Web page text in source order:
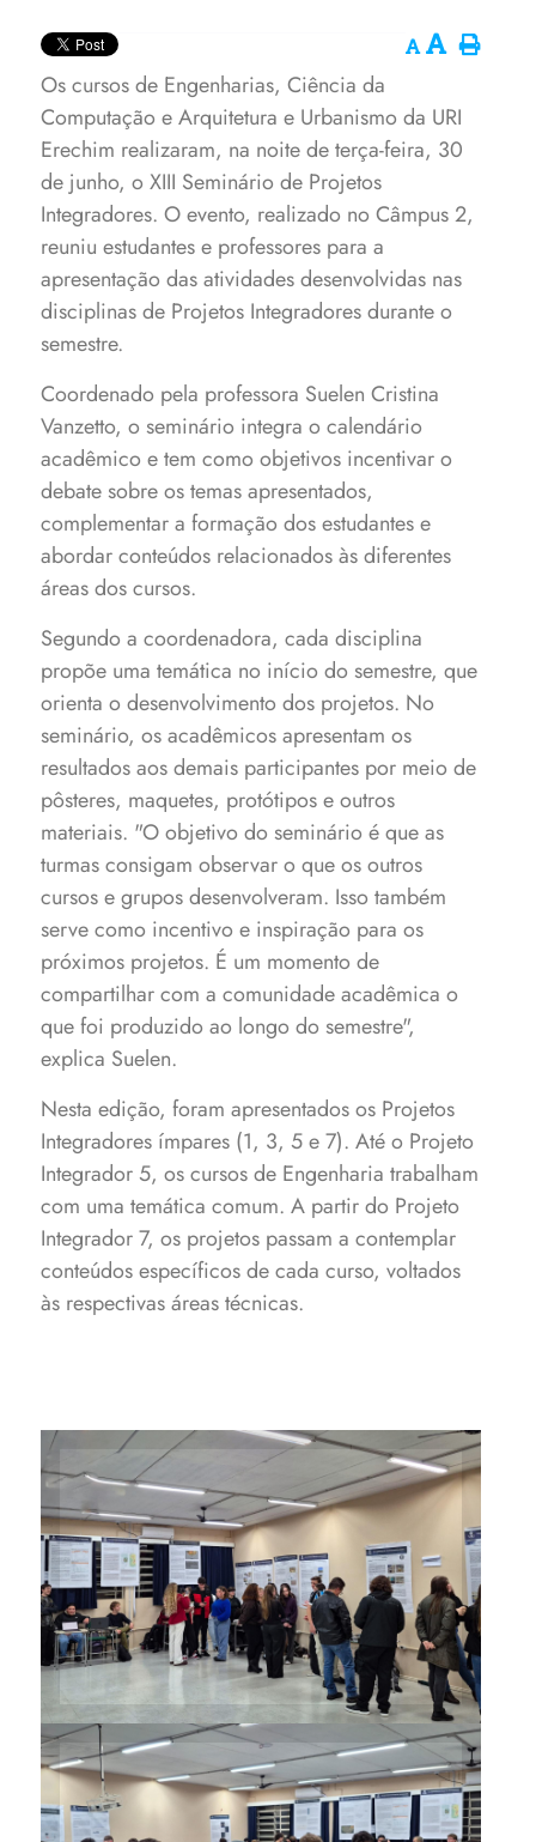
Os cursos de Engenharias, Ciência da
Computação e Arquitetura e Urbanismo da URI
Erechim realizaram, na noite de terça-feira, 30
de junho, o XIII Seminário de Projetos
Integradores. O evento, realizado no Câmpus 2,
reuniu estudantes e professores para a
apresentação das atividades desenvolvidas nas
disciplinas de Projetos Integradores durante o
semestre.
Coordenado pela professora Suelen Cristina
Vanzetto, o seminário integra o calendário
acadêmico e tem como objetivos incentivar o
debate sobre os temas apresentados,
complementar a formação dos estudantes e
abordar conteúdos relacionados às diferentes
áreas dos cursos.
Segundo a coordenadora, cada disciplina
propõe uma temática no início do semestre, que
orienta o desenvolvimento dos projetos. No
seminário, os acadêmicos apresentam os
resultados aos demais participantes por meio de
pôsteres, maquetes, protótipos e outros
materiais. "O objetivo do seminário é que as
turmas consigam observar o que os outros
cursos e grupos desenvolveram. Isso também
serve como incentivo e inspiração para os
próximos projetos. É um momento de
compartilhar com a comunidade acadêmica o
que foi produzido ao longo do semestre",
explica Suelen.
Nesta edição, foram apresentados os Projetos
Integradores ímpares (1, 3, 5 e 7). Até o Projeto
Integrador 5, os cursos de Engenharia trabalham
com uma temática comum. A partir do Projeto
Integrador 7, os projetos passam a contemplar
conteúdos específicos de cada curso, voltados
às respectivas áreas técnicas.
Resultados foram mostrados
em pôsteres, maquetes,
protótipos e outros materiais